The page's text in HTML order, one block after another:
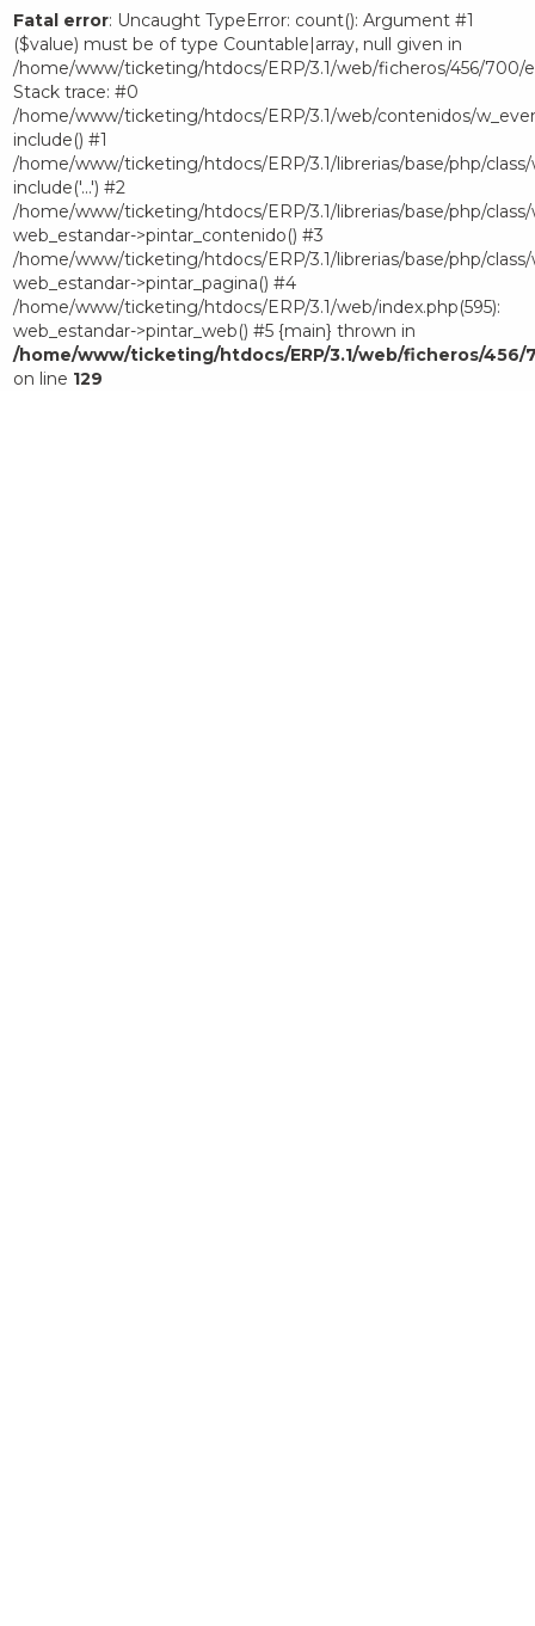
Fatal error: Uncaught TypeError: count(): Argument #1
($value) must be of type Countable|array, null given in
/home/www/ticketing/htdocs/ERP/3.1/web/ficheros/456/700/
Stack trace: #0
/home/www/ticketing/htdocs/ERP/3.1/web/contenidos/
include() #1
/home/www/ticketing/htdocs/ERP/3.1/librerias/base/php/class/
include('...') #2
/home/www/ticketing/htdocs/ERP/3.1/librerias/base/php/
web_estandar->pintar_contenido() #3
/home/www/ticketing/htdocs/ERP/3.1/librerias/base/php/
web_estandar->pintar_pagina() #4
/home/www/ticketing/htdocs/ERP/3.1/web/index.php(595):
web_estandar->pintar_web() #5 {main} thrown in
/home/www/ticketing/htdocs/ERP/3.1/web/ficheros/
on line 129